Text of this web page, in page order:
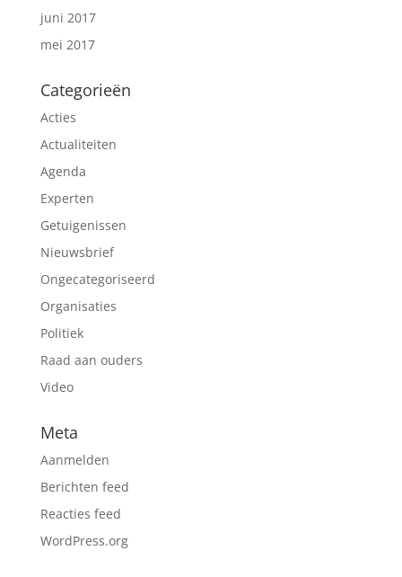
juni 2017
mei 2017
Categorieën
Acties
Actualiteiten
Agenda
Experten
Getuigenissen
Nieuwsbrief
Ongecategoriseerd
Organisaties
Politiek
Raad aan ouders
Video
Meta
Aanmelden
Berichten feed
Reacties feed
WordPress.org